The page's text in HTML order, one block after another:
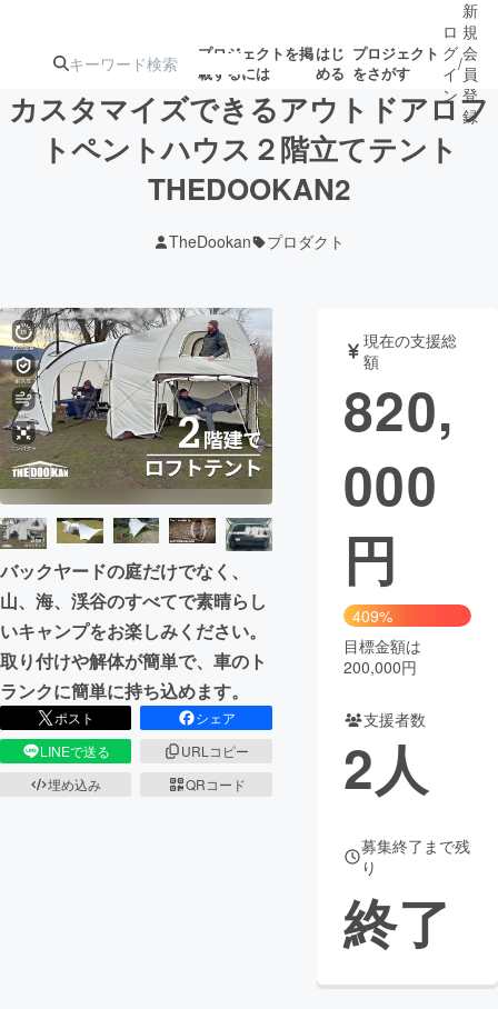
プロジェクトを掲
載するには
はじ
める
プロジェクト
をさがす
注目のリ 注目の新着プロ募集終了が近いプ
テクノロジー・ガジェット
映像・映画 書籍・雑誌
ビジネス・起業 チャレンジ
まちづくり・地域活性化
CAMPFIRE for Social Good
CAMPFIRE Creation
CAMPFIREふるさと納税
コミュニティ
ロ
グ
イ
ン
/
新
規
会
員
登
録
カスタマイズできるアウトドアロフ
トペントハウス２階立てテント
THEDOOKAN2
TheDookan プロダクト
バックヤードの庭だけでなく、
山、海、渓谷のすべてで素晴らし
いキャンプをお楽しみください。
取り付けや解体が簡単で、車のト
ランクに簡単に持ち込めます。
ポスト
シェア
LINEで送る
URLコピー
埋め込み
QRコード
現在の支援総
額
820,
000
円
409%
目標金額は
200,000円
支援者数
2人
募集終了まで残
り
終了